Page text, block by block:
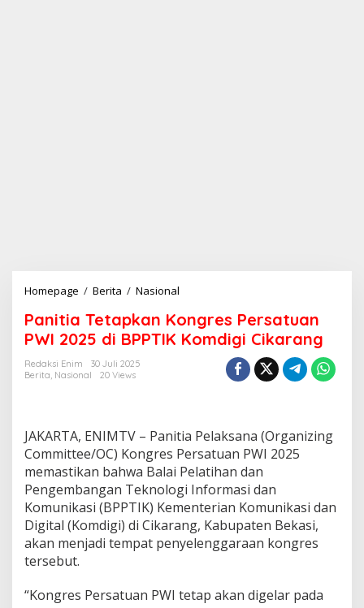
Homepage / Berita / Nasional
n
t
a
p
k
a
n
K
o
n
g
s
Panitia Tetapkan Kongres Persatuan
PWI 2025 di BPPTIK Komdigi Cikarang
Redaksi Enim
30 Juli 2025
Berita, Nasional 20 Views
JAKARTA, ENIMTV – Panitia Pelaksana (Organizing
Committee/OC) Kongres Persatuan PWI 2025
memastikan bahwa Balai Pelatihan dan
Pengembangan Teknologi Informasi dan
Komunikasi (BPPTIK) Kementerian Komunikasi dan
Digital (Komdigi) di Cikarang, Kabupaten Bekasi,
akan menjadi tempat penyelenggaraan kongres
tersebut.
“Kongres Persatuan PWI tetap akan digelar pada